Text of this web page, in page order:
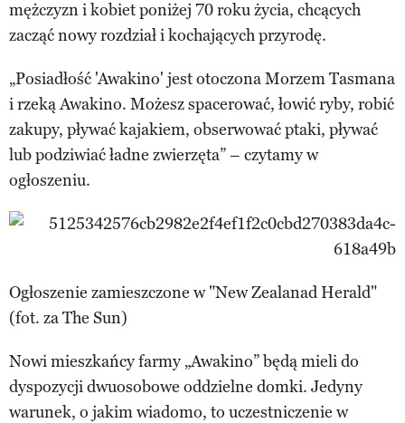
mężczyzn i kobiet poniżej 70 roku życia, chcących
zacząć nowy rozdział i kochających przyrodę.
„Posiadłość 'Awakino' jest otoczona Morzem Tasmana
i rzeką Awakino. Możesz spacerować, łowić ryby, robić
zakupy, pływać kajakiem, obserwować ptaki, pływać
lub podziwiać ładne zwierzęta” – czytamy w
ogłoszeniu.
Ogłoszenie zamieszczone w "New Zealanad Herald"
(fot. za The Sun)
Nowi mieszkańcy farmy „Awakino” będą mieli do
dyspozycji dwuosobowe oddzielne domki. Jedyny
warunek, o jakim wiadomo, to uczestniczenie w